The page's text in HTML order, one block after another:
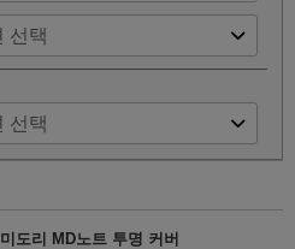
미도리 MD노트 투명 커버